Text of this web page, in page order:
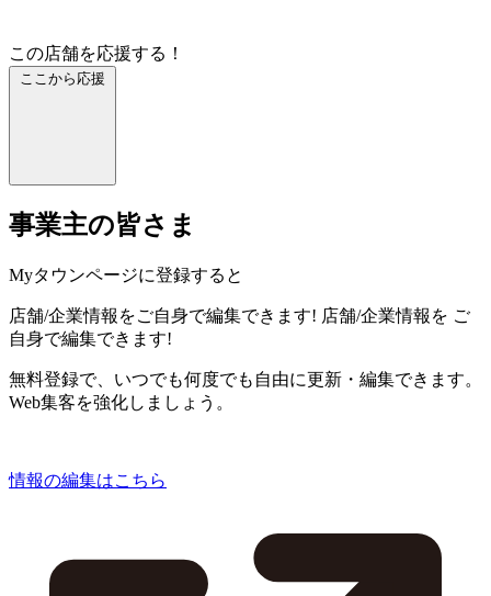
この店舗を応援する！
ここから応援
事業主の皆さま
Myタウンページに登録すると
店舗/企業情報をご自身で編集できます! 店舗/企業情報を ご
自身で編集できます!
無料登録で、いつでも何度でも自由に更新・編集できます。
Web集客を強化しましょう。
情報の編集はこちら